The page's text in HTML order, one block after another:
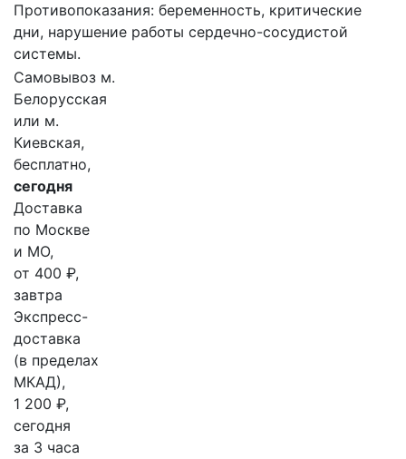
Противопоказания: беременность, критические
дни, нарушение работы сердечно-сосудистой
системы.
Самовывоз м.
Белорусская
или м.
Киевская,
бесплатно,
сегодня
Доставка
по Москве
и МО,
от 400 ₽,
завтра
Экспресс-
доставка
(в пределах
МКАД),
1 200 ₽,
сегодня
за 3 часа